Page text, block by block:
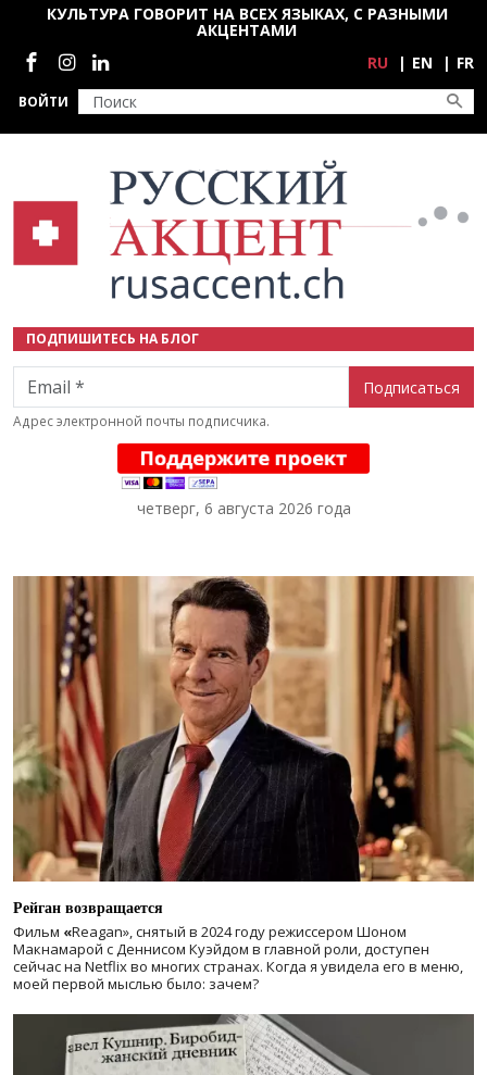
Перейти к основному содержанию
ВОЙТИ
КУЛЬТУРА ГОВОРИТ НА ВСЕХ ЯЗЫКАХ, С РАЗНЫМИ
АКЦЕНТАМИ
Социальные сети
RU EN FR
ПОДПИШИТЕСЬ НА БЛОГ
Email
Адрес электронной почты подписчика.
четверг, 6 августа 2026 года
Рейган возвращается
Фильм «Reagan», снятый в 2024 годурежиссером Шоном
Макнамарой с Деннисом Куэйдом в главной роли, доступен
сейчас на Netflix во многих странах. Когда я увидела его в меню,
моей первой мыслью было: зачем?